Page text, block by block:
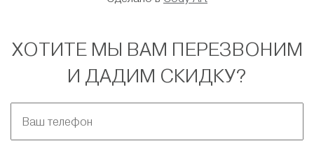
ХОТИТЕ МЫ ВАМ ПЕРЕЗВОНИМ
И ДАДИМ СКИДКУ?